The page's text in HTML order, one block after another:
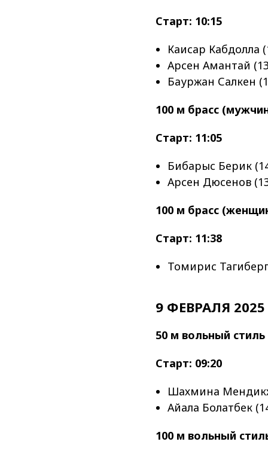
Старт: 10:15
Каисар Кабдолла
Арсен Амантай
Бауржан Салкен
100 м брасс
Старт: 11:05
Бибарыс Берик
Арсен Дюсенов
100 м брасс
Старт: 11:38
Томирис
9 ФЕВРАЛЯ 2025
50 м вольный
Старт: 09:20
Шахмина
Айала Болатбек
100 м вольный